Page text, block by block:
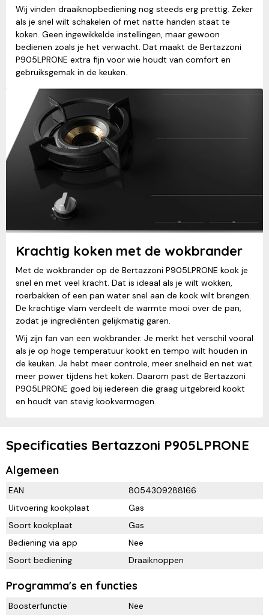
Wij vinden draaiknopbediening nog steeds erg prettig. Zeker
als je snel wilt schakelen of met natte handen staat te
koken. Geen ingewikkelde instellingen, maar gewoon
bedienen zoals je het verwacht. Dat maakt de Bertazzoni
P905LPRONE extra fijn voor wie houdt van comfort en
gebruiksgemak in de keuken.
Krachtig koken met de wokbrander
Met de wokbrander op de Bertazzoni P905LPRONE kook je
snel en met veel kracht. Dat is ideaal als je wilt wokken,
roerbakken of een pan water snel aan de kook wilt brengen.
De krachtige vlam verdeelt de warmte mooi over de pan,
zodat je ingrediënten gelijkmatig garen.
Wij zijn fan van een wokbrander. Je merkt het verschil vooral
als je op hoge temperatuur kookt en tempo wilt houden in
de keuken. Je hebt meer controle, meer snelheid en net wat
meer power tijdens het koken. Daarom past de Bertazzoni
P905LPRONE goed bij iedereen die graag uitgebreid kookt
en houdt van stevig kookvermogen.
Specificaties Bertazzoni P905LPRONE
Algemeen
EAN
8054309288166
Uitvoering kookplaat
Gas
Soort kookplaat
Gas
Bediening via app
Nee
Soort bediening
Draaiknoppen
Programma's en functies
Boosterfunctie Nee